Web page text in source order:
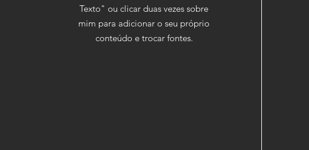
Texto" ou clicar duas vezes sobre
mim para adicionar o seu próprio
conteúdo e trocar fontes.